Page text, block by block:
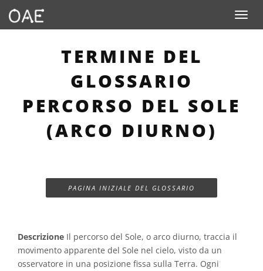
Toggle
TERMINE DEL
GLOSSARIO
PERCORSO DEL SOLE
(ARCO DIURNO)
PAGINA INIZIALE DEL GLOSSARIO
Descrizione Il percorso del Sole, o arco diurno, traccia il
movimento apparente del Sole nel cielo, visto da un
osservatore in una posizione fissa sulla Terra. Ogni